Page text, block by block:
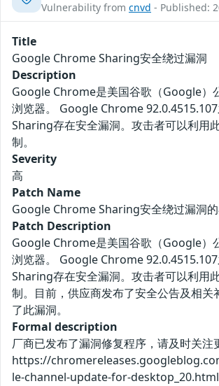
Vulnerability from cnvd - Published:
Title
Google Chrome Sharing安全绕过漏洞
Description
Google Chrome是美国谷歌（Google）
浏览器。 Google Chrome
Sharing存在安全漏洞。攻击者可以利用
制。
Severity
高
Patch Name
Google Chrome Sharing安全绕过漏洞
Patch Description
Google Chrome是美国谷歌（Google）
浏览器。 Google Chrome
Sharing存在安全漏洞。攻击者可以利用
制。目前，供应商发布了安全公告及相关
了此漏洞。
Formal description
厂商已发布了漏洞修复程序，请及时关注
https://
le-channel-update-for-desktop_20.html